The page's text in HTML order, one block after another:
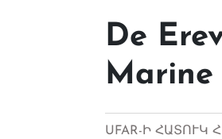
De
Marine
UFAR-Ի ՀԱՏՈՒԿ